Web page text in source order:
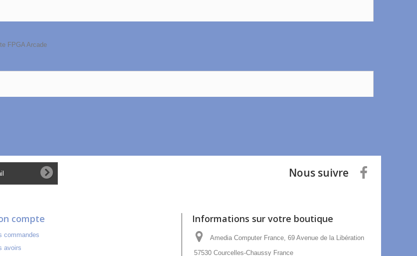
FPGA Arcade
Nous suivre
compte
commandes
avoirs
Informations sur votre boutique
Amedia Computer France, 69 Avenue de la Libération
57530 Courcelles-Chaussy France